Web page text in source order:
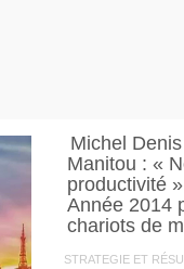
Michel
Manitou : «
productivité
Année 2014
chariots de
STRATEGIE ET